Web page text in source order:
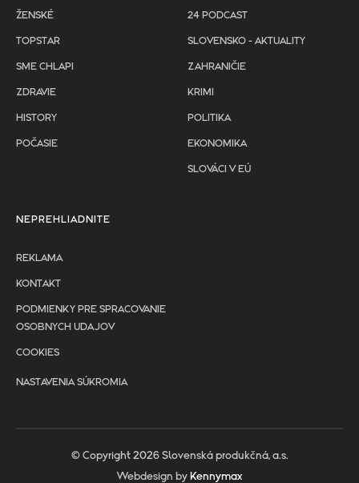
ŽENSKÉ
TOPSTAR
SME CHLAPI
ZDRAVIE
HISTORY
POČASIE
24 PODCAST
SLOVENSKO - AKTUALITY
ZAHRANIČIE
KRIMI
POLITIKA
EKONOMIKA
SLOVÁCI V EÚ
NEPREHLIADNITE
REKLAMA
KONTAKT
PODMIENKY PRE SPRACOVANIE
OSOBNYCH UDAJOV
COOKIES
NASTAVENIA SÚKROMIA
© Copyright 2026 Slovenská produkčná, a.s.
Webdesign by Kennymax